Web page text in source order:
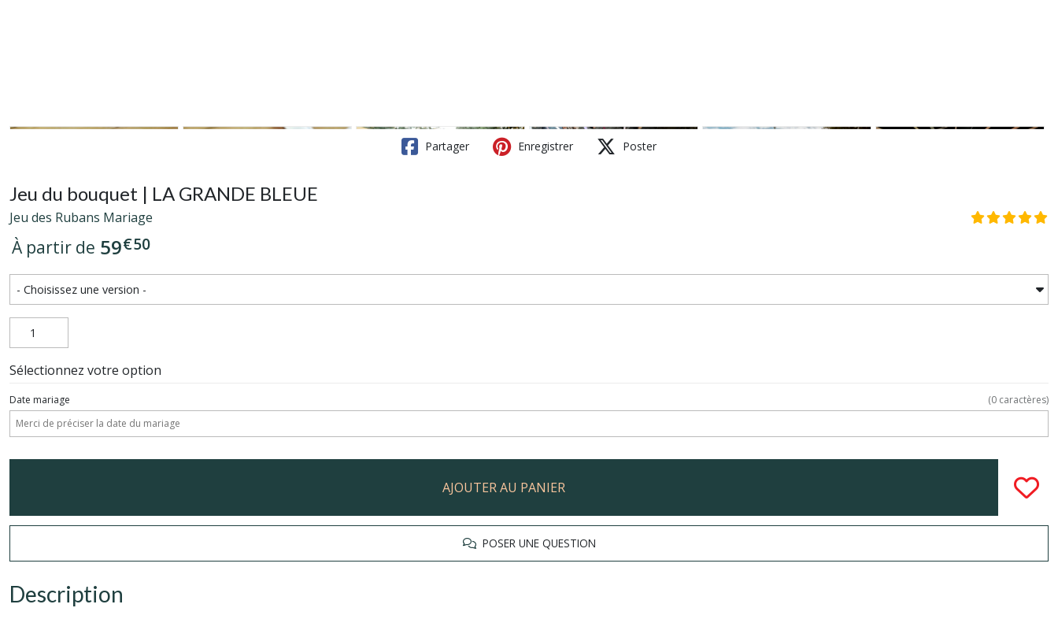
Partager Enregistrer Poster
Jeu du bouquet | LA GRANDE BLEUE
Jeu des Rubans Mariage
À partir de 59€50
Sélectionnez votre option
Date mariage (0 caractères)
AJOUTER AU PANIER
POSER UNE QUESTION
Description